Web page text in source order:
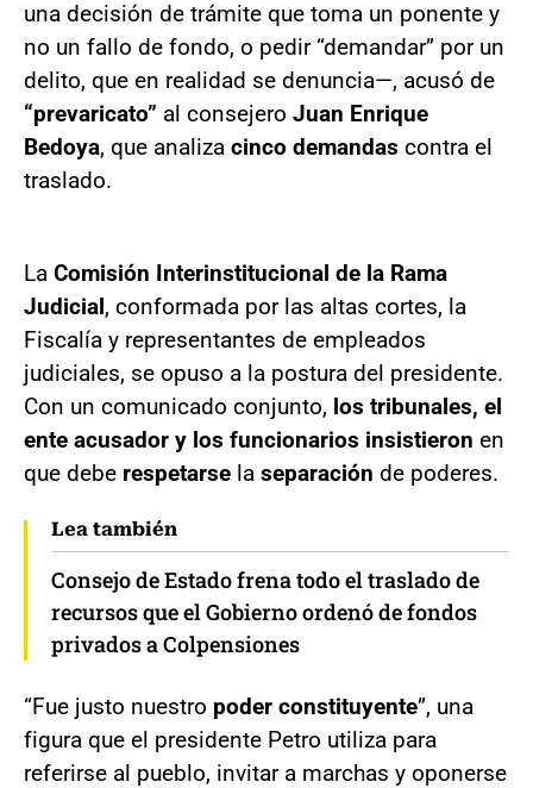
una decisión de trámite que toma un ponente y
no un fallo de fondo, o pedir “demandar” por un
delito, que en realidad se denuncia—, acusó de
“prevaricato” al consejero Juan Enrique
Bedoya, que analiza cinco demandas contra el
traslado.
La Comisión Interinstitucional de la Rama
Judicial, conformada por las altas cortes, la
Fiscalía y representantes de empleados
judiciales, se opuso a la postura del presidente.
Con un comunicado conjunto, los tribunales, el
ente acusador y los funcionarios insistieron en
que debe respetarse la separación de poderes.
Lea también
Consejo de Estado frena todo el traslado de
recursos que el Gobierno ordenó de fondos
privados a Colpensiones
“Fue justo nuestro poder constituyente”, una
figura que el presidente Petro utiliza para
referirse al pueblo, invitar a marchas y oponerse